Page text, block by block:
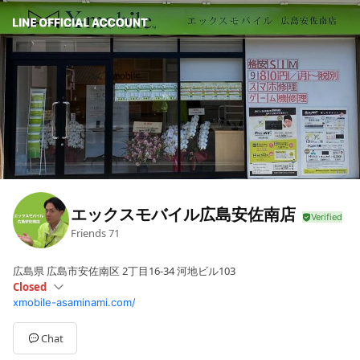
エックスモバイル広島安佐南店
Friends71
広島県 広島市安佐南区 2丁目16-34 河地ビル103
Closed
Sun09:30 - 18:30
Mon09:30 - 18:30
Tue09:30 - 18:30
Wed09:30 - 18:30
xmobile-asaminami.com/
Chat